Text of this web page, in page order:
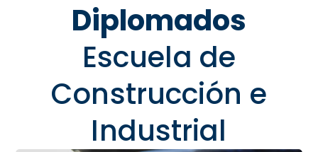
Diplomados
Escuela de
Construcción e
Industrial